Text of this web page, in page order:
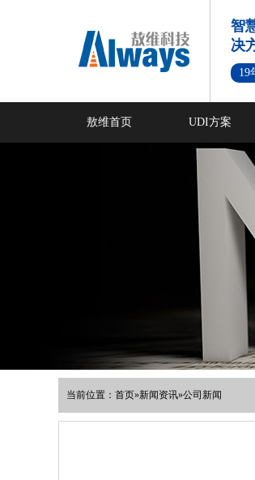
智
决
19
敖维首页 UDI方案
成功案例
当前位置： 首页»新闻资讯»公司新闻